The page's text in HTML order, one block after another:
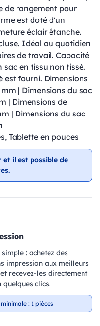
de rangement pour
est doté d'un
éclair étanche.
Idéal au quotidien
de travail. Capacité
sac en tissu non tissé.
est fourni. Dimensions
| Dimensions du sac
| Dimensions de
| Dimensions du sac
Tablette en pouces
il est possible de
: achetez des
impression aux meilleurs
recevez-les directement
quelques clics.
: 1 pièces